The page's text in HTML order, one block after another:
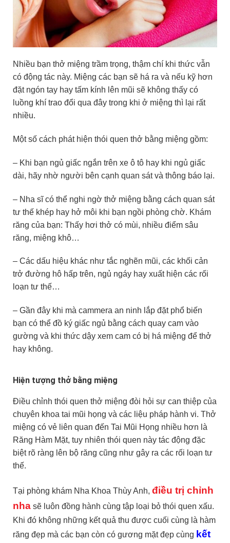
Nhiều bạn thở miệng trầm trọng, thậm chí khi thức vẫn
có động tác này. Miệng các bạn sẽ há ra và nếu kỹ hơn
đặt ngón tay hay tấm kính lên mũi sẽ không thấy có
luồng khí trao đổi qua đây trong khi ở miệng thì lại rất
nhiều.
Một số cách phát hiện thói quen thở bằng miệng gồm:
– Khi bạn ngủ giấc ngắn trên xe ô tô hay khi ngủ giấc
dài, hãy nhờ người bên cạnh quan sát và thông báo lại.
– Nha sĩ có thể nghi ngờ thở miệng bằng cách quan sát
tư thế khép hay hở môi khi bạn ngồi phòng chờ. Khám
răng của bạn: Thấy hơi thở có mùi, nhiều điểm sâu
răng, miệng khô…
– Các dấu hiệu khác như tắc nghẽn mũi, các khối cản
trở đường hô hấp trên, ngủ ngáy hay xuất hiện các rối
loạn tư thế…
– Gần đây khi mà cammera an ninh lắp đặt phổ biến
bạn có thể đồ ký giấc ngủ bằng cách quay cam vào
gường và khi thức dậy xem cam có bị há miệng để thở
hay không.
Hiện tượng thở bằng miệng
Điều chỉnh thói quen thở miệng đòi hỏi sự can thiệp của
chuyên khoa tai mũi họng và các liệu pháp hành vi. Thở
miệng có vẻ liên quan đến Tai Mũi Họng nhiều hơn là
Răng Hàm Mặt, tuy nhiên thói quen này tác động đặc
biệt rõ ràng lên bộ răng cũng như gây ra các rối loạn tư
thế.
Tại phòng khám Nha Khoa Thùy Anh, điều trị chỉnh
nha sẽ luôn đồng hành cùng tập loại bỏ thói quen xấu.
Khi đó không những kết quả thu được cuối cùng là hàm
răng đẹp mà các bạn còn có gương mặt đẹp cùng kết